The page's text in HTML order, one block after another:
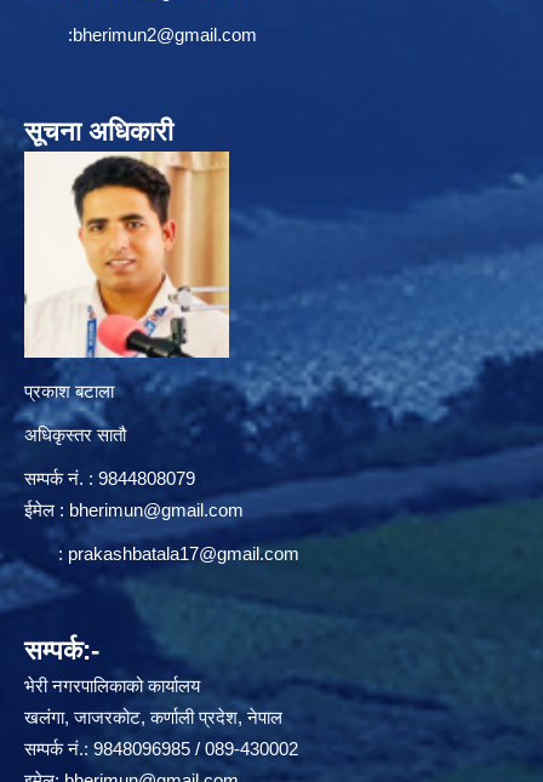
:bherimun2@gmail.com
सूचना अधिकारी
प्रकाश बटाला
अधिकृस्तर सातौ
सम्पर्क न‌ं. : 9844808079
ईमेल : bherimun@gmail.com
: prakashbatala17@gmail.com
सम्पर्क:-
भेरी नगरपालिकाको कार्यालय
खलंगा, जाजरकोट, कर्णाली प्रदेश, नेपाल
सम्पर्क नं.: 9848096985 / 089-430002